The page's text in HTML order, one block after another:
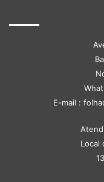
E-mail :
Local